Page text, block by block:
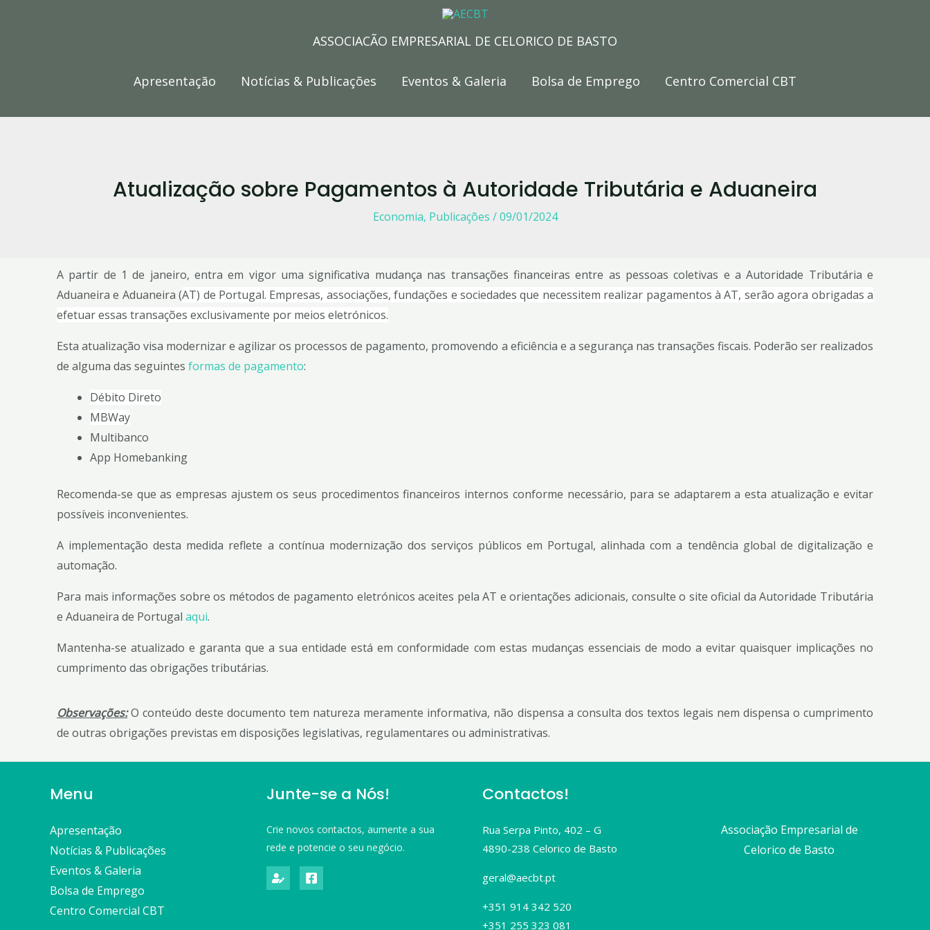
ASSOCIAÇÃO EMPRESARIAL DE CELORICO DE BASTO
Apresentação Notícias & Publicações Eventos & Galeria Bolsa de Emprego Centro Comercial CBT
Atualização sobre Pagamentos à Autoridade Tributária e Aduaneira
Economia, Publicações /09/01/2024
A partir de 1 de janeiro, entra em vigor uma significativa mudança nas transações financeiras entre as pessoas coletivas e a Autoridade Tributária e
Aduaneira e Aduaneira (AT) de Portugal. Empresas, associações, fundações e sociedades que necessitem realizar pagamentos à AT, serão agora obrigadas a
efetuar essas transações exclusivamente por meios eletrónicos.
Esta atualização visa modernizar e agilizar os processos de pagamento, promovendo a eficiência e a segurança nas transações fiscais. Poderão ser realizados
de alguma das seguintes formas de pagamento:
Débito Direto
MBWay
Multibanco
App Homebanking
Recomenda-se que as empresas ajustem os seus procedimentos financeiros internos conforme necessário, para se adaptarem a esta atualização e evitar
possíveis inconvenientes.
A implementação desta medida reflete a contínua modernização dos serviços públicos em Portugal, alinhada com a tendência global de digitalização e
automação.
Para mais informações sobre os métodos de pagamento eletrónicos aceites pela AT e orientações adicionais, consulte o site oficial da Autoridade Tributária
e Aduaneira de Portugal aqui.
Mantenha-se atualizado e garanta que a sua entidade está em conformidade com estas mudanças essenciais de modo a evitar quaisquer implicações no
cumprimento das obrigações tributárias.
Observações: O conteúdo deste documento tem natureza meramente informativa, não dispensa a consulta dos textos legais nem dispensa o cumprimento
de outras obrigações previstas em disposições legislativas, regulamentares ou administrativas.
Menu
Apresentação
Notícias & Publicações
Eventos & Galeria
Bolsa de Emprego
Centro Comercial CBT
Junte-se a Nós!
Crie novos contactos, aumente a sua
rede e potencie o seu negócio.
Contactos!
Rua Serpa Pinto, 402 – G
4890-238 Celorico de Basto
geral@aecbt.pt
+351 914 342 520
+351 255 323 081
Associação Empresarial de
Celorico de Basto